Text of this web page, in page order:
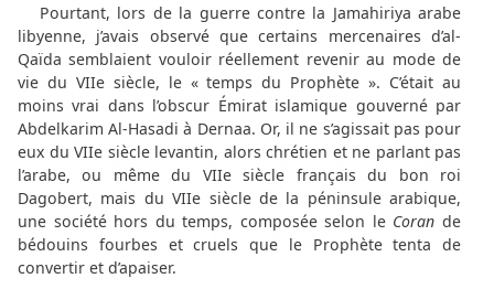
Pourtant, lors de la guerre contre la Jamahiriya arabe
libyenne, j’avais observé que certains mercenaires d’al-
Qaïda semblaient vouloir réellement revenir au mode de
vie du VIIe siècle, le « temps du Prophète ». C’était au
moins vrai dans l’obscur Émirat islamique gouverné par
Abdelkarim Al-Hasadi à Dernaa. Or, il ne s’agissait pas pour
eux du VIIe siècle levantin, alors chrétien et ne parlant pas
l’arabe, ou même du VIIe siècle français du bon roi
Dagobert, mais du VIIe siècle de la péninsule arabique,
une société hors du temps, composée selon le Coran de
bédouins fourbes et cruels que le Prophète tenta de
convertir et d’apaiser.